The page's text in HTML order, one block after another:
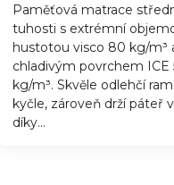
Paměťová matrace
tuhosti s extrémní
hustotou visco 80 kg/m³
chladivým povrchem ICE
kg/m³. Skvěle odlehčí
kyčle, zároveň drží páteř
díky...